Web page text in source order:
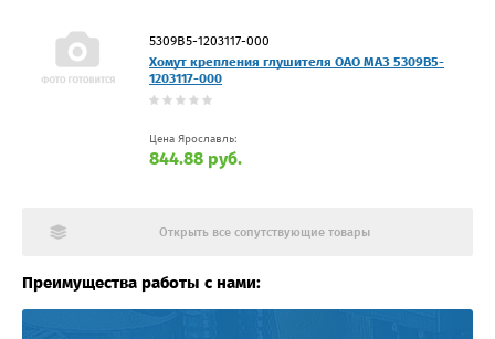
5309В5-1203117-000
Хомут крепления глушителя ОАО МАЗ 5309В5-
1203117-000
Цена Ярославль:
844.88 руб.
Открыть все сопутствующие товары
Преимущества работы с нами: